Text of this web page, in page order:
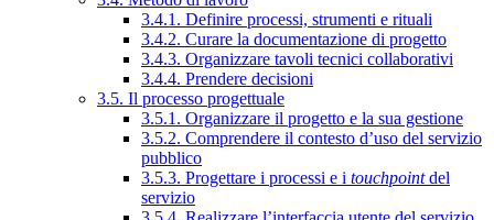
3.4.1. Definire processi, strumenti e rituali
3.4.2. Curare la documentazione di progetto
3.4.3. Organizzare tavoli tecnici collaborativi
3.4.4. Prendere decisioni
3.5. Il processo progettuale
3.5.1. Organizzare il progetto e la sua gestione
3.5.2. Comprendere il contesto d’uso del servizio
pubblico
3.5.3. Progettare i processi e i touchpointdel
servizio